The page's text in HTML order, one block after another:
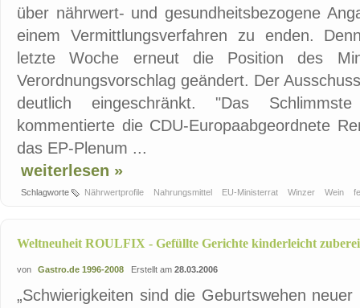
über nährwert- und gesundheitsbezogene
einem Vermittlungsverfahren zu enden.
letzte Woche erneut die Position des
Verordnungsvorschlag geändert. Der
deutlich eingeschränkt. "Das
kommentierte die CDU-Europaabgeordnete
das EP-Plenum ...
weiterlesen »
Schlagworte Nährwertprofile Nahrungsmittel EU-Ministerrat Winzer Wein
Weltneuheit ROULFIX - Gefüllte Gerichte kinderleicht
von Gastro.de 1996-2008 Erstellt am 28.03.2006
„Schwierigkeiten sind die Geburtswehen